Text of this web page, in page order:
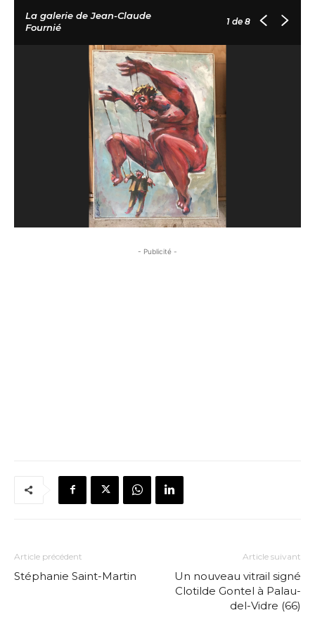
La galerie de Jean-Claude
Fournié
1 de 8
- Publicité -
Article précédent
Stéphanie Saint-Martin
Article suivant
Un nouveau vitrail signé
Clotilde Gontel à Palau-
del-Vidre (66)